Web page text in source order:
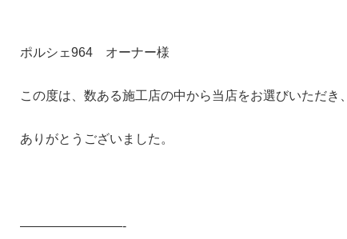
ポルシェ964 オーナー様
この度は、数ある施工店の中から当店をお選びいただき、
ありがとうございました。
————————-